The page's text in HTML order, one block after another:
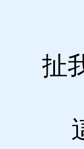
扯